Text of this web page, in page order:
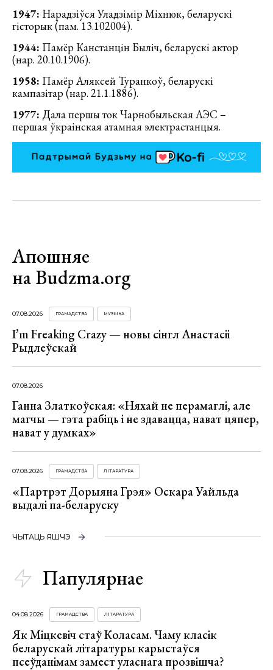
1947: Нарадзіўся Уладзімір Міхнюк, беларускі
гісторык (пам. 13.102004).
1944: Памёр Канстанцін Быліч, беларускі актор
(нар. 20.10.1906).
1958: Памёр Аляксей Туранкоў, беларускі
кампазітар (нар. 21.1.1886).
1977: Дала першы ток Чарнобыльская АЭС –
першая ўкраінская атамная электрастанцыя.
Апошняе
на Budzma.org
07.08.2026 ГРАМАДСТВА МУЗЫКА
I’m Freaking Crazy — новы сінгл Анастасіі
Рыдлеўскай
07.08.2026
Ганна Златкоўская: «Няхай не перамаглі, але
магчы — гэта рабіць і не здавацца, нават цяпер,
нават у думках»
07.08.2026 ГРАМАДСТВА ЛІТАРАТУРА
«Партрэт Дорыяна Грэя» Оскара Уайльда
выдалі па-беларуску
ЧЫТАЦЬ ЯШЧЭ
Папулярнае
04.08.2026 ГРАМАДСТВА ЛІТАРАТУРА
Як Міцкевіч стаў Коласам. Чаму класік
беларускай літаратуры карыстаўся
псеўданімам замест уласнага прозвішча?